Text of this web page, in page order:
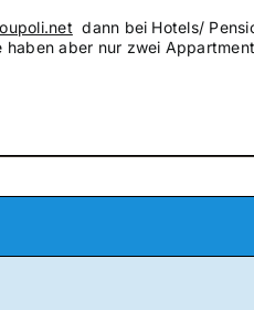
dann bei Hotels/
haben aber nur zwei